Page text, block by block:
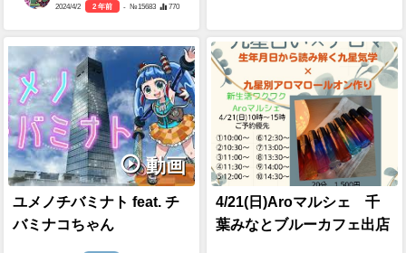
2024/4/2 2 年前 - №15683 770
動画
ユメノチバミナト feat. チ
バミナコちゃん
4/21(日)Aroマルシェ 千
葉みなとブルーカフェ出店